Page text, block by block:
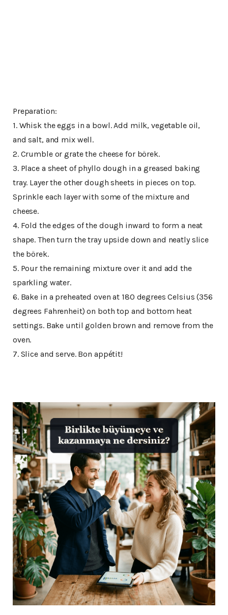
Preparation:
1. Whisk the eggs in a bowl. Add milk, vegetable oil,
and salt, and mix well.
2. Crumble or grate the cheese for börek.
3. Place a sheet of phyllo dough in a greased baking
tray. Layer the other dough sheets in pieces on top.
Sprinkle each layer with some of the mixture and
cheese.
4. Fold the edges of the dough inward to form a neat
shape. Then turn the tray upside down and neatly slice
the börek.
5. Pour the remaining mixture over it and add the
sparkling water.
6. Bake in a preheated oven at 180 degrees Celsius (356
degrees Fahrenheit) on both top and bottom heat
settings. Bake until golden brown and remove from the
oven.
7. Slice and serve. Bon appétit!